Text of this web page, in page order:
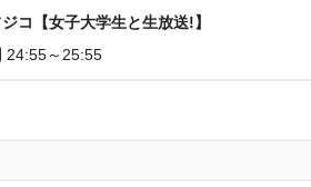
コ【女子大学生と生放送!】
24:55～25:55